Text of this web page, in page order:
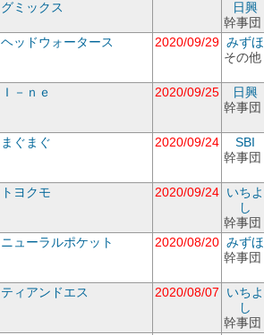
グミックス
日興
幹事団
ヘッドウォータース 2020/09/29 みずほ
その他
Ｉ－ｎｅ 2020/09/25
日興
幹事団
まぐまぐ 2020/09/24
SBI
幹事団
トヨクモ 2020/09/24 いちよ
し
幹事団
ニューラルポケット 2020/08/20 みずほ
幹事団
ティアンドエス 2020/08/07
いちよ
し
幹事団